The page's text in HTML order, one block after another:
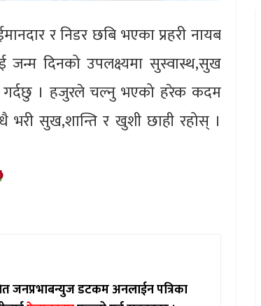
र निडर छबि भएका प्रहरी नायब
जन्म दिनको उपलक्ष्यमा सुस्वास्थ,सुख
गर्दछु । हजुरले चल्नु भएको हरेक कदम
सुख,शान्ति र खुशी छाही रहोस् ।
जनप्रभाबन्युज डटकम अनलाईन पत्रिका